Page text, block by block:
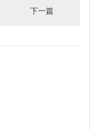
下一篇